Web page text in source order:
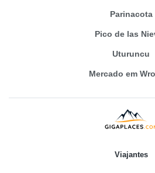
Parinacota
Pico de las
Uturuncu
Mercado em
Viajantes